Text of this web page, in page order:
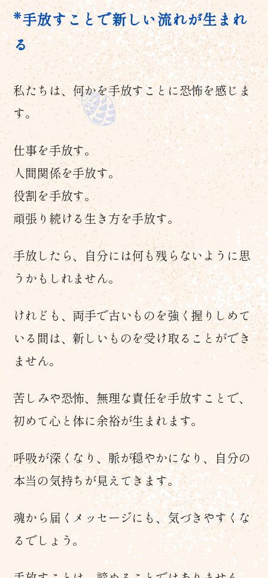
手放すことで新しい流れが生まれ
る
私たちは、何かを手放すことに恐怖を感じま
す。
仕事を手放す。
人間関係を手放す。
役割を手放す。
頑張り続ける生き方を手放す。
手放したら、自分には何も残らないように思
うかもしれません。
けれども、両手で古いものを強く握りしめて
いる間は、新しいものを受け取ることができ
ません。
苦しみや恐怖、無理な責任を手放すことで、
初めて心と体に余裕が生まれます。
呼吸が深くなり、脈が穏やかになり、自分の
本当の気持ちが見えてきます。
魂から届くメッセージにも、気づきやすくな
るでしょう。